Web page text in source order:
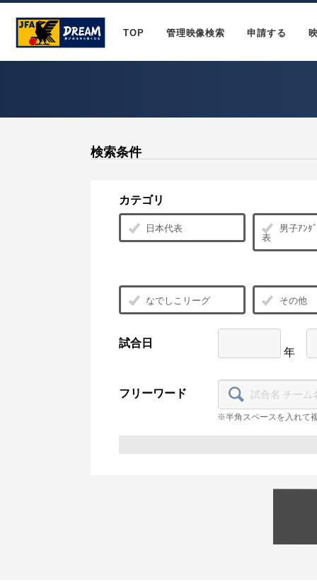
TOP 管理映像検索 申請する
検索条件
カテゴリ
日本代表
男子ｱﾝﾀ
表
なでしこリーグ その他
試合日
年
フリーワード
※半角スペースを入れて